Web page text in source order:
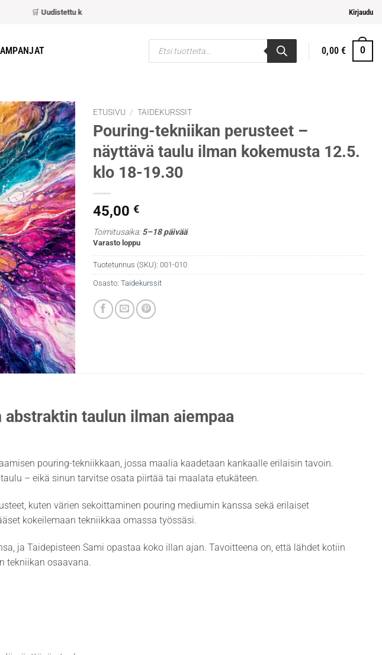
Uudistettu kassa– nopeampi ja helpompi maksaminen Kirjaudu
Products
search
0,00€ 0
ETUSIVU / TAIDEKURSSIT
Pouring-tekniikan perusteet –
näyttävä taulu ilman kokemusta 12.5.
klo 18-19.30
45,00 €
Toimitusaika:5–18 päivää
Varasto loppu
Tuotetunnus (SKU): 001-010
Osasto: Taidekurssit
taulun ilman aiempaa
pouring-tekniikkaan, jossa maalia kaadetaan kankaalle erilaisin tavoin.
– eikä sinun tarvitse osata piirtää tai maalata etukäteen.
kuten värien sekoittaminen pouring mediumin kanssa sekä erilaiset
kokeilemaan tekniikkaa omassa työssäsi.
ja Taidepisteen Sami opastaa koko illan ajan. Tavoitteena on, että lähdet kotiin
tekniikan osaavana.